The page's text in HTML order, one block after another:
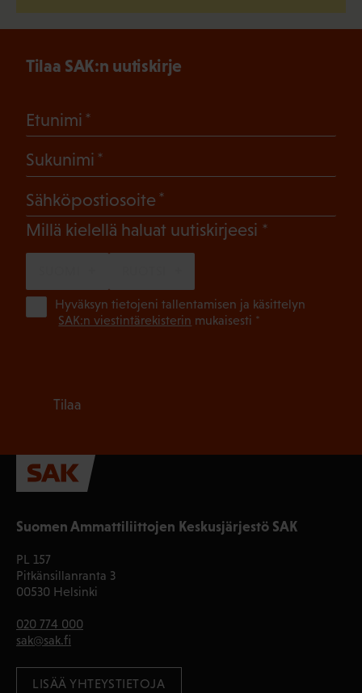
Suomen Ammattiliittojen Keskusjärjestö SAK
PL 157
Pitkänsillanranta 3
00530 Helsinki
020 774 000
sak@sak.fi
LISÄÄ YHTEYSTIETOJA
Tilaa SAK:n uutiskirje
Etunimi
Sukunimi
Sähköpostiosoite
Millä kielellä haluat uutiskirjeesi (Pakollinen)
Hyväksyn tietojeni tallentamisen ja käsittelyn
SAK:n viestintärekisterin mukaisesti *
Tilaa